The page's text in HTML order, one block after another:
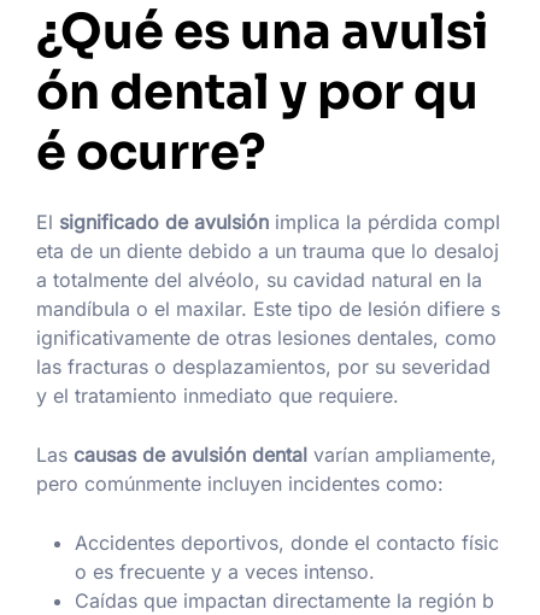
¿Qué es una avulsi
ón dental y por qu
é ocurre?
El significado de avulsión implica la pérdida compl
eta de un diente debido a un trauma que lo desaloj
a totalmente del alvéolo, su cavidad natural en la
mandíbula o el maxilar. Este tipo de lesión difiere s
ignificativamente de otras lesiones dentales, como
las fracturas o desplazamientos, por su severidad
y el tratamiento inmediato que requiere.
Las causas de avulsión dental varían ampliamente,
pero comúnmente incluyen incidentes como:
Accidentes deportivos, donde el contacto físic
o es frecuente y a veces intenso.
Caídas que impactan directamente la región b